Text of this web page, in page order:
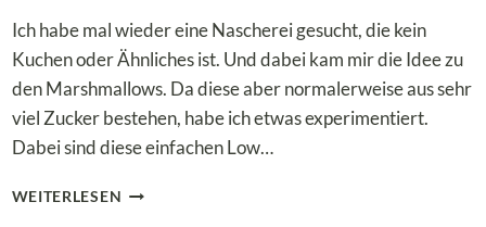
Ich habe mal wieder eine Nascherei gesucht, die kein
Kuchen oder Ähnliches ist. Und dabei kam mir die Idee zu
den Marshmallows. Da diese aber normalerweise aus sehr
viel Zucker bestehen, habe ich etwas experimentiert.
Dabei sind diese einfachen Low…
WEITERLESEN LOW